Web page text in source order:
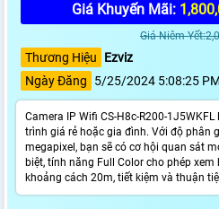
Giá Khuyến Mãi:
Giá Niêm
Thương Hiệu
Ezviz
Ngày Đăng
5/25/2024 5:08:25 PM
Camera IP Wifi CS-H8c-R200-
trình giá rẻ hoặc gia đình. Với độ phân
megapixel, bạn sẽ có cơ hội quan sát
biệt, tính năng Full Color cho phép
khoảng cách 20m, tiết kiệm và thuận